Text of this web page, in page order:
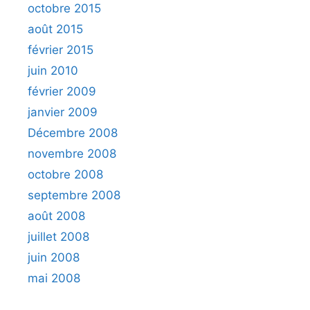
octobre 2015
août 2015
février 2015
juin 2010
février 2009
janvier 2009
Décembre 2008
novembre 2008
octobre 2008
septembre 2008
août 2008
juillet 2008
juin 2008
mai 2008